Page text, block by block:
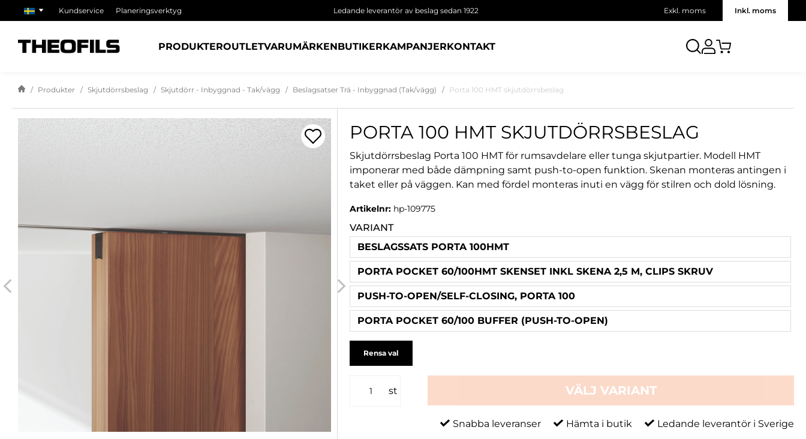
Kundservice Planeringsverktyg Ledande leverantör av beslag sedan 1922 Exkl. moms Inkl. moms
PRODUKTEROUTLETVARUMÄRKENBUTIKERKAMPANJERKONTAKT
Produkter Skjutdörrsbeslag Skjutdörr - Inbyggnad - Tak/vägg Beslagsatser Trä - Inbyggnad (Tak/vägg) Porta 100 HMT skjutdörrsbeslag
PORTA 100 HMT SKJUTDÖRRSBESLAG
Skjutdörrsbeslag Porta 100 HMT för rumsavdelare eller tunga skjutpartier. Modell HMT
imponerar med både dämpning samt push-to-open funktion. Skenan monteras antingen i
taket eller på väggen. Kan med fördel monteras inuti en vägg för stilren och dold lösning.
Artikelnr: hp-109775
VARIANT
BESLAGSSATS PORTA 100HMT
PORTA POCKET 60/100HMT SKENSET INKL SKENA 2,5 M, CLIPS SKRUV
PUSH-TO-OPEN/SELF-CLOSING, PORTA 100
PORTA POCKET 60/100 BUFFER (PUSH-TO-OPEN)
Rensa val
st VÄLJ VARIANT
Snabba leveranser Hämta i butik Ledande leverantör i Sverige